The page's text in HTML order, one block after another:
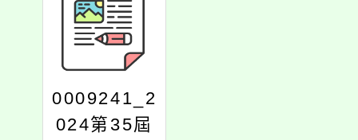
0009241_2
024第35屆